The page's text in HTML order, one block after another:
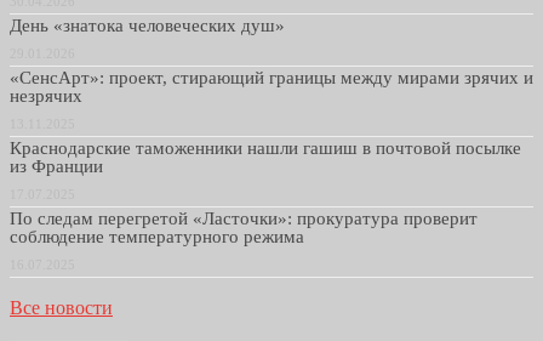
День «знатока человеческих душ»
«СенсАрт»: проект, стирающий границы между мирами зрячих и
незрячих
Краснодарские таможенники нашли гашиш в почтовой посылке
из Франции
По следам перегретой «Ласточки»: прокуратура проверит
соблюдение температурного режима
Все новости